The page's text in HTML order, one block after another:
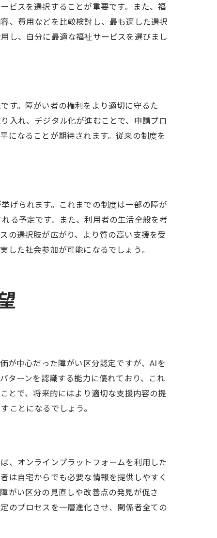
ビスを選択することが重要です。また、福
、費用などを比較検討し、最も適した選択
し、自分に最適な福祉サービスを選びまし
す。障がい者の権利をより適切に守るた
入れ、デジタル化が進むことで、申請プロ
になることが期待されます。従来の制度を
げられます。これまでの制度は一部の障が
る予定です。また、利用者の生活全般を考
の選択肢が広がり、より質の高い支援を受
た社会参加が可能になるでしょう。
が中心だった障がい区分認定ですが、AIを
ターンを認識する能力に優れており、これ
とで、将来的にはより適切な支援内容の提
ことになるでしょう。
、オンラインプラットフォームを利用した
は自宅からでも必要な情報を提供しやすく
がい区分の見直しや改善点の発見が促さ
のプロセスを一層進化させ、関係者全ての